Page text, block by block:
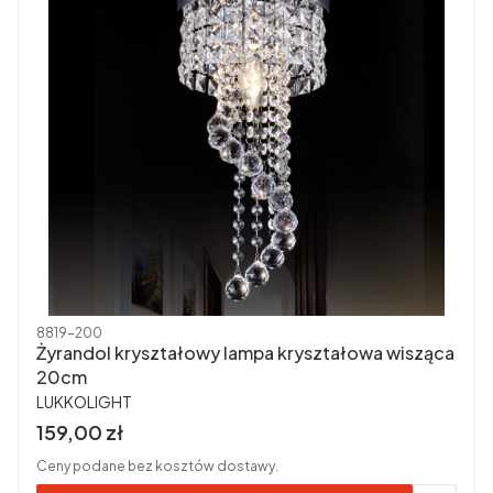
Kod produktu
8819-200
Żyrandol kryształowy lampa kryształowa wisząca
20cm
PRODUCENT
LUKKOLIGHT
Cena brutto
159,00 zł
Ceny podane bez kosztów dostawy.